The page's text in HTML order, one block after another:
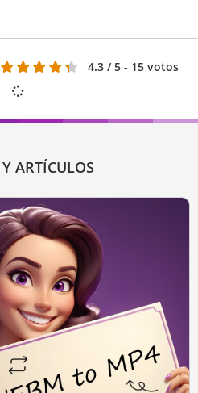
4.3 / 5 - 15 votos
ARTÍCULOS